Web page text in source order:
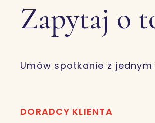
Zapytaj o
Umów spotkanie z jednym
DORADCY KLIENTA